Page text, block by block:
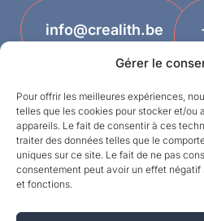
Gérer le
Pour offrir les meilleures expériences,
telles que les cookies pour stocker et/ou
appareils. Le fait de consentir à ces
traiter des données telles que le
uniques sur ce site. Le fait de ne pas
consentement peut avoir un effet
et fonctions.
info@crealith.be
Designed by